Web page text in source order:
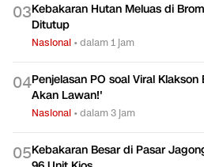
03Kebakaran Hutan Meluas di
Ditutup
Nasional •dalam 1 jam
04Penjelasan PO soal Viral
Akan Lawan!'
Nasional •dalam 3 jam
05Kebakaran Besar di Pasar